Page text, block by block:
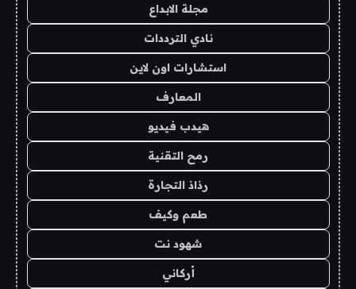
مجلة الابداع
نادي الترددات
استشارات اون لاين
المعارف
هيدب فيديو
رمح التقنية
رذاذ التجارة
طعم وكيف
شهود نت
أركاني